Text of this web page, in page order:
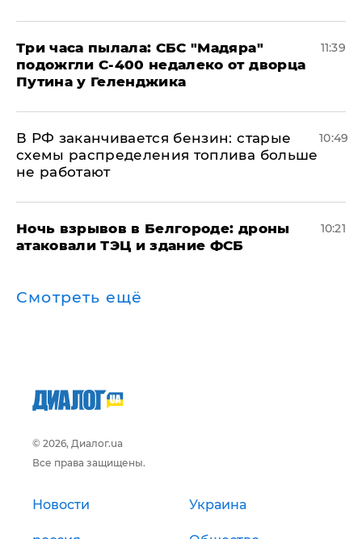
Три часа пылала: СБС "Мадяра"
подожгли С-400 недалеко от дворца
Путина у Геленджика
11:39
​В РФ заканчивается бензин: старые
схемы распределения топлива больше
не работают
10:49
​Ночь взрывов в Белгороде: дроны
атаковали ТЭЦ и здание ФСБ
10:21
Смотреть ещё
© 2026, Диалог.ua
Все права защищены.
Новости Украина